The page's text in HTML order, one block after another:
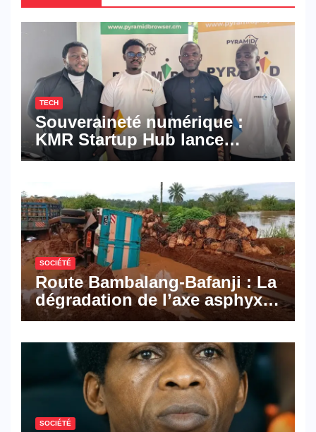
TECH
Souveraineté numérique :
KMR Startup Hub lance
Pyramid Browser et Pyramid
numériques made in
Cameroon
SOCIÉTÉ
Route Bambalang-Bafanji : La
dégradation de l’axe asphyxie
les activités économiques
SOCIÉTÉ